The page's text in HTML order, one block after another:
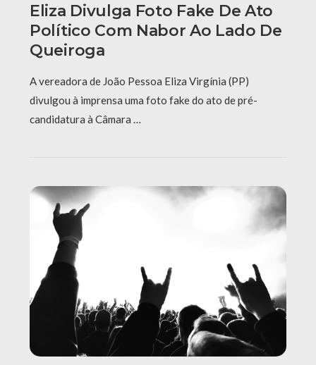
Eliza Divulga Foto Fake De Ato
Político Com Nabor Ao Lado De
Queiroga
A vereadora de João Pessoa Eliza Virgínia (PP)
divulgou à imprensa uma foto fake do ato de pré-
candidatura à Câmara …